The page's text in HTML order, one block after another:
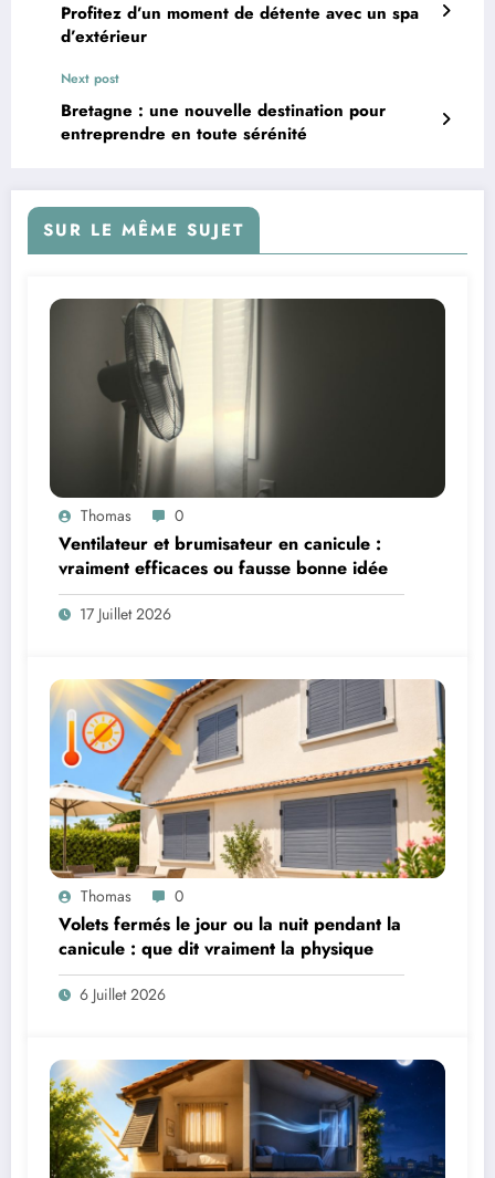
Profitez d’un moment de détente avec un spa
d’extérieur
Next post
Bretagne : une nouvelle destination pour
entreprendre en toute sérénité
SUR LE MÊME SUJET
Thomas 0
Ventilateur et brumisateur en canicule :
vraiment efficaces ou fausse bonne idée
17 Juillet 2026
Thomas 0
Volets fermés le jour ou la nuit pendant la
canicule : que dit vraiment la physique
6 Juillet 2026